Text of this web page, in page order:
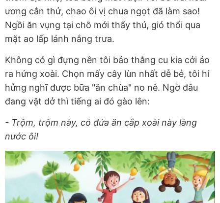
ương cắn thử, chao ôi vị chua ngọt đã làm sao!
Ngồi ăn vụng tại chỗ mới thấy thú, gió thổi qua
mặt ao lấp lánh nắng trưa.
Không có gì đựng nên tôi bảo thằng cu kia cởi áo
ra hứng xoài. Chọn mấy cây lùn nhất dễ bẻ, tôi hí
hửng nghĩ được bữa "ăn chùa" no nê. Ngờ đâu
đang vặt dở thì tiếng ai đó gào lên:
- Trộm, trộm này, có đứa ăn cắp xoài này làng
nước ôi!